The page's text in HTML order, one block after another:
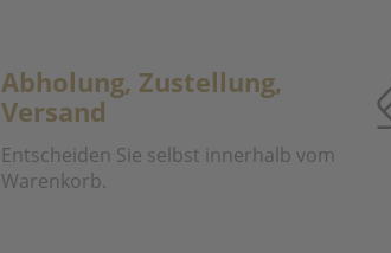
Abholung, Zustellung,
Versand
Entscheiden Sie selbst innerhalb vom
Warenkorb.